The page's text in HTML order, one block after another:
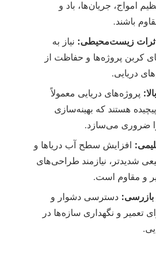
امواج، جریان‌ها، باد و
باشند.
اثرات زیست‌محیطی: نیاز به
کربن پروژه‌ها و حفاظت از
دریایی.
پروژه‌های دریایی معمولاً
هستند که بهینه‌سازی
ضروری می‌سازد.
افزایش سطح آب دریاها و
شدیدتر، نیازمند طراحی‌های
و مقاوم است.
بازرسی: دسترسی دشوار و
تعمیر و نگهداری سازه‌ها در